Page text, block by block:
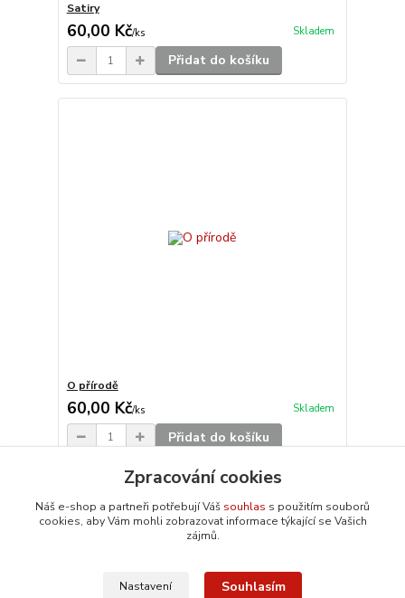
Satiry
60,00 Kč/ks Skladem
Přidat do košíku
O přírodě
60,00 Kč/ks Skladem
Přidat do košíku
Načíst další produkty (20)
strana z 5další
Zpracování cookies
Náš e-shop a partneři potřebují Váš souhlas s použitím souborů
cookies, aby Vám mohli zobrazovat informace týkající se Vašich
zájmů.
Nastavení Souhlasím